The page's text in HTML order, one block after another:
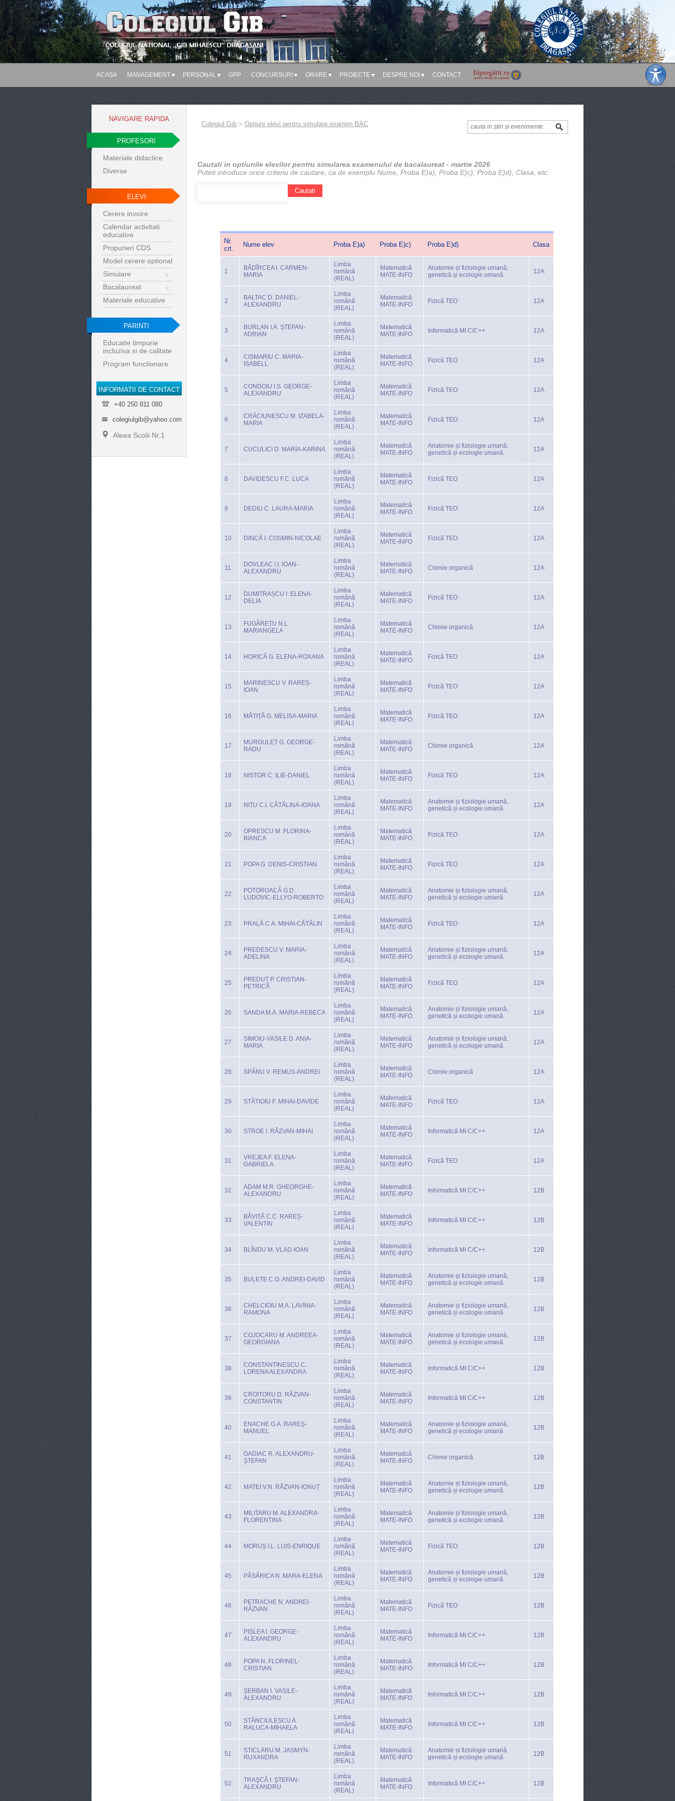
ACASA MANAGEMENT PERSONAL GPP CONCURSURI ORARE PROIECTE DESPRE NOI CONTACT
NAVIGARE RAPIDA
PROFESORI
Materiale didactice
Diverse
ELEVI
Cerere invoire
Calendar activitati
educative
Propuneri CDS
Model cerere optional
Simulare
Bacalaureat
Materiale educative
PARINTI
Educatie timpurie
incluziva si de calitate
Program functionare
INFORMATII DE CONTACT
+40 250 811 080
colegiulgib@yahoo.com
Aleea Scolii Nr.1
Colegiul Gib > Optiuni elevi pentru simulare examen BAC
Cautati in optiunile elevilor pentru simularea examenului de bacalaureat - martie 2026
Puteti introduce orice criteriu de cautare, ca de exemplu Nume, Proba E)a), Proba E)c), Proba E)d), Clasa, etc.
Nr.
crt.
Nume elev Proba E)a) Proba E)c) Proba E)d) Clasa
1
BĂDÎRCEA I. CARMEN-
MARIA
Limba
română
(REAL)
Matematică
MATE-INFO
Anatomie și fiziologie umană,
genetică și ecologie umană
12A
2
BALTAC D. DANIEL-
ALEXANDRU
Limba
română
(REAL)
Matematică
MATE-INFO
Fizică TEO 12A
3
BURLAN I.A. ȘTEFAN-
ADRIAN
Limba
română
(REAL)
Matematică
MATE-INFO
Informatică MI C/C++ 12A
4
CISMARIU C. MARIA-
ISABELL
Limba
română
(REAL)
Matematică
MATE-INFO
Fizică TEO 12A
5
CONDOIU I.S. GEORGE-
ALEXANDRU
Limba
română
(REAL)
Matematică
MATE-INFO
Fizică TEO 12A
6
CRĂCIUNESCU M. IZABELA-
MARIA
Limba
română
(REAL)
Matematică
MATE-INFO
Fizică TEO 12A
7 CUCULICI D. MARIA-KARINA
Limba
română
(REAL)
Matematică
MATE-INFO
Anatomie și fiziologie umană,
genetică și ecologie umană
12A
8 DAVIDESCU F.C. LUCA
Limba
română
(REAL)
Matematică
MATE-INFO
Fizică TEO 12A
9 DEDIU C. LAURA-MARIA
Limba
română
(REAL)
Matematică
MATE-INFO
Fizică TEO 12A
10 DINCĂ I. COSMIN-NICOLAE
Limba
română
(REAL)
Matematică
MATE-INFO
Fizică TEO 12A
11
DOVLEAC I.I. IOAN-
ALEXANDRU
Limba
română
(REAL)
Matematică
MATE-INFO
Chimie organică 12A
12
DUMITRAȘCU I. ELENA-
DELIA
Limba
română
(REAL)
Matematică
MATE-INFO
Fizică TEO 12A
13
FUGĂREȚU N.L.
MARIANGELA
Limba
română
(REAL)
Matematică
MATE-INFO
Chimie organică 12A
14 HORICĂ G. ELENA-ROXANA
Limba
română
(REAL)
Matematică
MATE-INFO
Fizică TEO 12A
15
MARINESCU V. RAREȘ-
IOAN
Limba
română
(REAL)
Matematică
MATE-INFO
Fizică TEO 12A
16 MĂTIȚĂ G. MELISA-MARIA
Limba
română
(REAL)
Matematică
MATE-INFO
Fizică TEO 12A
17
MURGULEȚ G. GEORGE-
RADU
Limba
română
(REAL)
Matematică
MATE-INFO
Chimie organică 12A
18 NISTOR C. ILIE-DANIEL
Limba
română
(REAL)
Matematică
MATE-INFO
Fizică TEO 12A
19 NIȚU C.I. CĂTĂLINA-IOANA
Limba
română
(REAL)
Matematică
MATE-INFO
Anatomie și fiziologie umană,
genetică și ecologie umană
12A
20
OPRESCU M. FLORINA-
BIANCA
Limba
română
(REAL)
Matematică
MATE-INFO
Fizică TEO 12A
21 POPA G. DENIS-CRISTIAN
Limba
română
(REAL)
Matematică
MATE-INFO
Fizică TEO 12A
22
POTOROACĂ G.D.
LUDOVIC-ELLYO-ROBERTO
Limba
română
(REAL)
Matematică
MATE-INFO
Anatomie și fiziologie umană,
genetică și ecologie umană
12A
23 PRALĂ C.A. MIHAI-CĂTĂLIN
Limba
română
(REAL)
Matematică
MATE-INFO
Fizică TEO 12A
24
PREDESCU V. MARIA-
ADELINA
Limba
română
(REAL)
Matematică
MATE-INFO
Anatomie și fiziologie umană,
genetică și ecologie umană
12A
25
PREDUȚ P. CRISTIAN-
PETRICĂ
Limba
română
(REAL)
Matematică
MATE-INFO
Fizică TEO 12A
26 SANDA M.A. MARIA-REBECA
Limba
română
(REAL)
Matematică
MATE-INFO
Anatomie și fiziologie umană,
genetică și ecologie umană
12A
27
SIMOIU-VASILE D. ANIA-
MARIA
Limba
română
(REAL)
Matematică
MATE-INFO
Anatomie și fiziologie umană,
genetică și ecologie umană
12A
28 SPÂNU V. REMUS-ANDREI
Limba
română
(REAL)
Matematică
MATE-INFO
Chimie organică 12A
29 STĂTIOIU F. MIHAI-DAVIDE
Limba
română
(REAL)
Matematică
MATE-INFO
Fizică TEO 12A
30 STROE I. RĂZVAN-MIHAI
Limba
română
(REAL)
Matematică
MATE-INFO
Informatică MI C/C++ 12A
31
VREJEA F. ELENA-
GABRIELA
Limba
română
(REAL)
Matematică
MATE-INFO
Fizică TEO 12A
32
ADAM M.R. GHEORGHE-
ALEXANDRU
Limba
română
(REAL)
Matematică
MATE-INFO
Informatică MI C/C++ 12B
33
BĂVIȚĂ C.C. RAREȘ-
VALENTIN
Limba
română
(REAL)
Matematică
MATE-INFO
Informatică MI C/C++ 12B
34 BLÎNDU M. VLAD-IOAN
Limba
română
(REAL)
Matematică
MATE-INFO
Informatică MI C/C++ 12B
35 BULETE C.O. ANDREI-DAVID
Limba
română
(REAL)
Matematică
MATE-INFO
Anatomie și fiziologie umană,
genetică și ecologie umană
12B
36
CHELCIOIU M.A. LAVINIA-
RAMONA
Limba
română
(REAL)
Matematică
MATE-INFO
Anatomie și fiziologie umană,
genetică și ecologie umană
12B
37
COJOCARU M. ANDREEA-
GEORGIANA
Limba
română
(REAL)
Matematică
MATE-INFO
Anatomie și fiziologie umană,
genetică și ecologie umană
12B
38
CONSTANTINESCU C.
LORENA ALEXANDRA
Limba
română
(REAL)
Matematică
MATE-INFO
Informatică MI C/C++ 12B
39
CROITORU D. RĂZVAN-
CONSTANTIN
Limba
română
(REAL)
Matematică
MATE-INFO
Informatică MI C/C++ 12B
40
ENACHE G.A. RAREȘ-
MANUEL
Limba
română
(REAL)
Matematică
MATE-INFO
Anatomie și fiziologie umană,
genetică și ecologie umană
12B
41
GADIAC R. ALEXANDRU-
ȘTEFAN
Limba
română
(REAL)
Matematică
MATE-INFO
Chimie organică 12B
42 MATEI V.N. RĂZVAN-IONUȚ
Limba
română
(REAL)
Matematică
MATE-INFO
Anatomie și fiziologie umană,
genetică și ecologie umană
12B
43
MILITARU M. ALEXANDRA-
FLORENTINA
Limba
română
(REAL)
Matematică
MATE-INFO
Anatomie și fiziologie umană,
genetică și ecologie umană
12B
44 MORUȘ I.L. LUIS-ENRIQUE
Limba
română
(REAL)
Matematică
MATE-INFO
Fizică TEO 12B
45 PĂSĂRICA N. MARA-ELENA
Limba
română
(REAL)
Matematică
MATE-INFO
Anatomie și fiziologie umană,
genetică și ecologie umană
12B
46
PETRACHE N. ANDREI-
RĂZVAN
Limba
română
(REAL)
Matematică
MATE-INFO
Fizică TEO 12B
47
PIȘLEA I. GEORGE-
ALEXANDRU
Limba
română
(REAL)
Matematică
MATE-INFO
Informatică MI C/C++ 12B
48
POPA N. FLORINEL-
CRISTIAN
Limba
română
(REAL)
Matematică
MATE-INFO
Informatică MI C/C++ 12B
49
ŞERBAN I. VASILE-
ALEXANDRU
Limba
română
(REAL)
Matematică
MATE-INFO
Informatică MI C/C++ 12B
50
STĂNCIULESCU A.
RALUCA-MIHAELA
Limba
română
(REAL)
Matematică
MATE-INFO
Informatică MI C/C++ 12B
51
STICLARU M. JASMYN-
RUXANDRA
Limba
română
(REAL)
Matematică
MATE-INFO
Anatomie și fiziologie umană,
genetică și ecologie umană
12B
52
TRAŞCĂ I. ŞTEFAN-
ALEXANDRU
Limba
română
(REAL)
Matematică
MATE-INFO
Informatică MI C/C++ 12B